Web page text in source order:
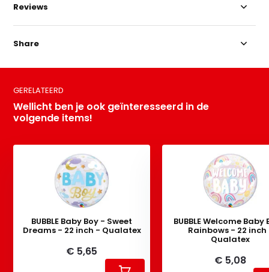
Reviews
Share
GERELATEERD
Wellicht ben je ook geïnteresseerd in de
volgende items!
BUBBLE Baby Boy - Sweet
Dreams - 22 inch - Qualatex
€ 5,65
BUBBLE Welcome Baby
Rainbows - 22
Qualatex
€ 5,08